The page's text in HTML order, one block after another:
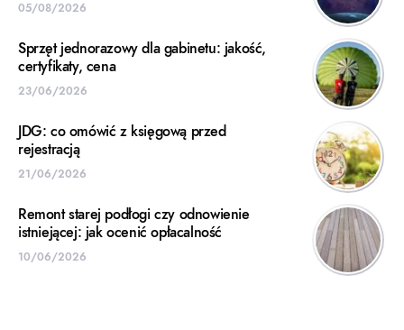
05/08/2026
Sprzęt jednorazowy dla gabinetu: jakość,
certyfikaty, cena
23/06/2026
JDG: co omówić z księgową przed
rejestracją
21/06/2026
Remont starej podłogi czy odnowienie
istniejącej: jak ocenić opłacalność
10/06/2026